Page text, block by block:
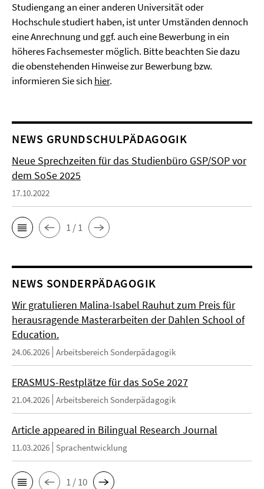
Studiengang an einer anderen Universität oder
Hochschule studiert haben, ist unter Umständen dennoch
eine Anrechnung und ggf. auch eine Bewerbung in ein
höheres Fachsemester möglich. Bitte beachten Sie dazu
die obenstehenden Hinweise zur Bewerbung bzw.
informieren Sie sich hier.
NEWS GRUNDSCHULPÄDAGOGIK
Neue Sprechzeiten für das Studienbüro GSP/SOP vor
dem SoSe 2025
17.10.2022
1 / 1
NEWS SONDERPÄDAGOGIK
Wir gratulieren Malina-Isabel Rauhut zum Preis für
herausragende Masterarbeiten der Dahlen School of
Education.
24.06.2026 Arbeitsbereich Sonderpädagogik
ERASMUS-Restplätze für das SoSe 2027
21.04.2026 Arbeitsbereich Sonderpädagogik
Article appeared in Bilingual Research Journal
11.03.2026 Sprachentwicklung
1 / 10